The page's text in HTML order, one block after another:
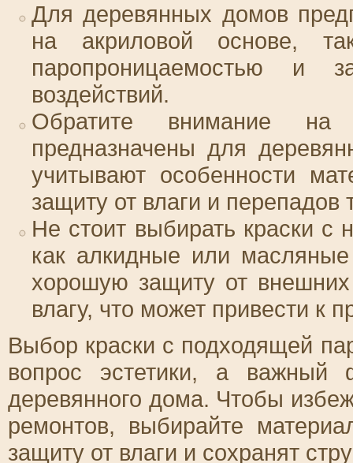
Для деревянных домов
на акриловой основе,
паропроницаемостью и
воздействий.
Обратите внимание на
предназначены для
учитывают особенности
защиту от влаги и перепадов
Не стоит выбирать краски с
как алкидные или
хорошую защиту от
влагу, что может привести к
Выбор краски с подходящей
вопрос эстетики, а важный
деревянного дома. Чтобы
ремонтов, выбирайте
защиту от влаги и сохранят